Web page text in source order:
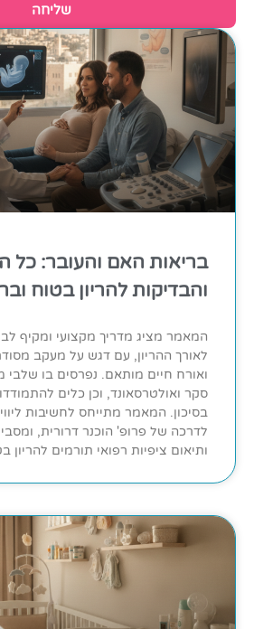
שליחה
בריאות האם והעובר: כל
והבדיקות להריון בטוח
המאמר מציג מדריך מקצועי ומקיף
לאורך ההריון, עם דגש על מעקב
ואורח חיים מותאם. נפרסים בו שלבי
סקר ואולטרסאונד, וכן כלים
בסיכון. המאמר מתייחס לחשיבות
לדרכה של פרופ' הוכנר דרורית,
ותיאום ציפיות רפואי תורמים להריון